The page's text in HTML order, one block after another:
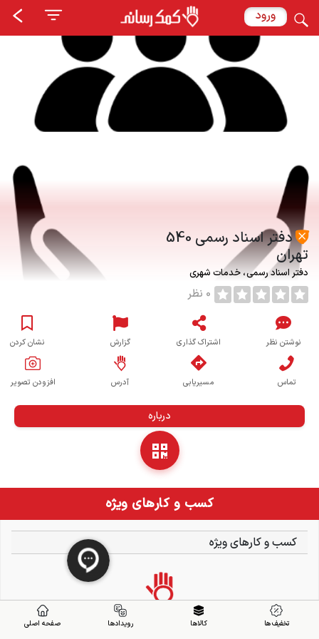
ورود
دفتر اسناد رسمی 540
تهران
دفتر اسناد رسمی خدمات شهری
0 نظر
نوشتن نظر اشتراک گذاری گزارش نشان کردن
تماس مسیریابی آدرس افزودن تصویر
درباره
کسب و کارهای ویژه
کسب و کارهای ویژه
تخفیف ها کالاها رویدادها صفحه اصلی